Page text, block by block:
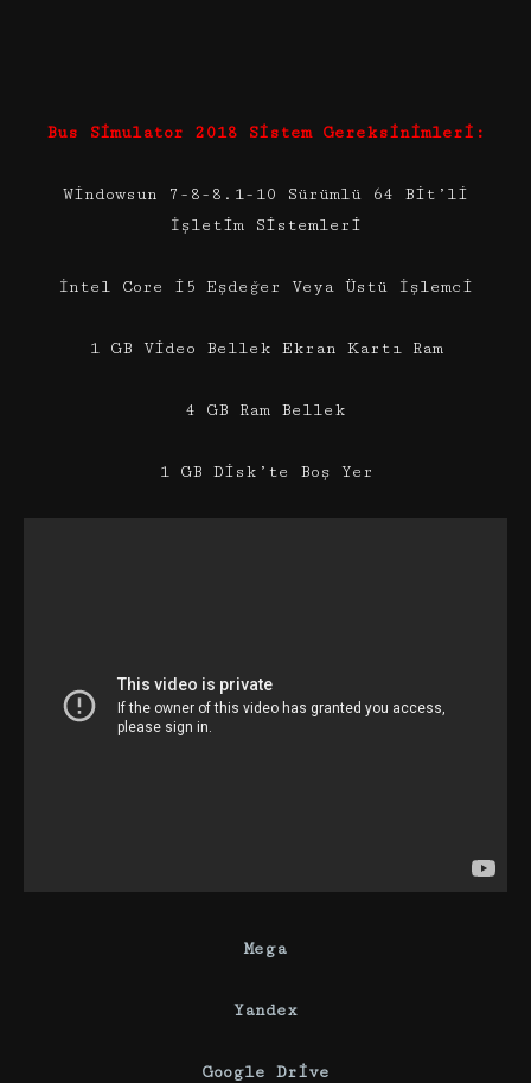
Bus Simulator 2018 Sistem Gereksinimleri:
Windowsun 7-8-8.1-10 Sürümlü 64 Bit’li
İşletim Sistemleri
İntel Core i5 Eşdeğer Veya Üstü İşlemci
1 GB Video Bellek Ekran Kartı Ram
4 GB Ram Bellek
1 GB Disk’te Boş Yer
Mega
Yandex
Google Drive